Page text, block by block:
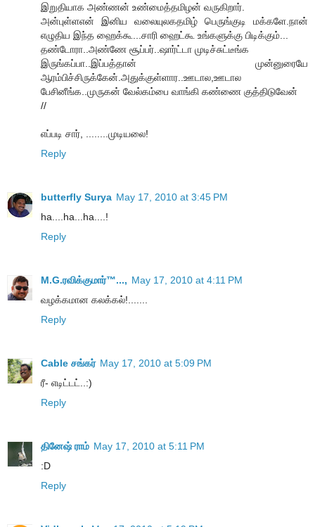
இறுதியாக அண்ணன் உண்மைத்தமிழன் வருகிறார்.
அன்புள்ளஎன் இனிய வலையுலகதமிழ் பெருங்குடி மக்களே.நான்
எழுதிய இந்த ஹைக்கூ...சாரி ஹைட்கூ உங்களுக்கு பிடிக்கும்...
தண்டோரா..அண்ணே சூப்பர்..ஷார்ட்டா முடிச்சுட்டீங்க
இருங்கப்பா..இப்பத்தான் முன்னுரையே
ஆரம்பிச்சிருக்கேன்.அதுக்குள்ளார..ஊடால,ஊடால
பேசினீங்க..முருகன் வேல்கம்பை வாங்கி கண்ணை குத்திடுவேன்
//
எப்படி சார், ........முடியலை!
Reply
butterfly Surya May 17, 2010 at 3:45 PM
ha....ha...ha....!
Reply
M.G.ரவிக்குமார்™..., May 17, 2010 at 4:11 PM
வழக்கமான கலக்கல்!.......
Reply
Cable சங்கர் May 17, 2010 at 5:09 PM
ரீ- எடிட்டட்..:)
Reply
தினேஷ் ராம் May 17, 2010 at 5:11 PM
:D
Reply